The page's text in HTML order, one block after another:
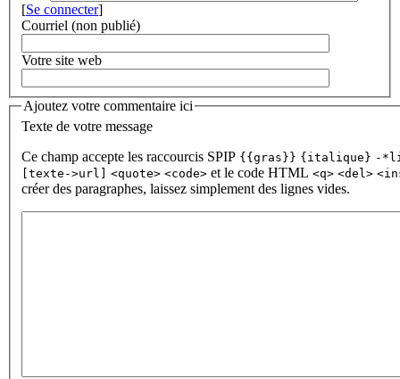
[Se connecter]
Courriel (non publié)
Votre site web
Ajoutez votre commentaire ici
Texte de votre message
Ce champ accepte les raccourcis SPIP {{gras}} {italique} -
[texte->url]
<quote> <code> et le code HTML <q> <del>
créer des paragraphes, laissez simplement des lignes vides.